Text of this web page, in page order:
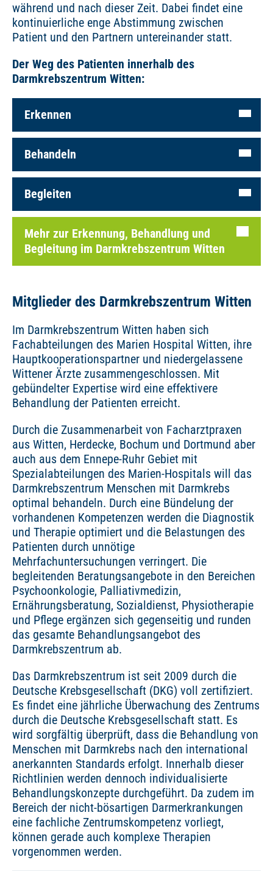
während und nach dieser Zeit. Dabei findet eine
kontinuierliche enge Abstimmung zwischen
Patient und den Partnern untereinander statt.
Der Weg des Patienten innerhalb des
Darmkrebszentrum Witten:
Erkennen
Behandeln
Begleiten
Mehr zur Erkennung, Behandlung und
Begleitung im Darmkrebszentrum Witten
Mitglieder des Darmkrebszentrum Witten
Im Darmkrebszentrum Witten haben sich
Fachabteilungen des Marien Hospital Witten, ihre
Hauptkooperationspartner und niedergelassene
Wittener Ärzte zusammengeschlossen. Mit
gebündelter Expertise wird eine effektivere
Behandlung der Patienten erreicht.
Durch die Zusammenarbeit von Facharztpraxen
aus Witten, Herdecke, Bochum und Dortmund aber
auch aus dem Ennepe-Ruhr Gebiet mit
Spezialabteilungen des Marien-Hospitals will das
Darmkrebszentrum Menschen mit Darmkrebs
optimal behandeln. Durch eine Bündelung der
vorhandenen Kompetenzen werden die Diagnostik
und Therapie optimiert und die Belastungen des
Patienten durch unnötige
Mehrfachuntersuchungen verringert. Die
begleitenden Beratungsangebote in den Bereichen
Psychoonkologie, Palliativmedizin,
Ernährungsberatung, Sozialdienst, Physiotherapie
und Pflege ergänzen sich gegenseitig und runden
das gesamte Behandlungsangebot des
Darmkrebszentrum ab.
Das Darmkrebszentrum ist seit 2009 durch die
Deutsche Krebsgesellschaft (DKG) voll zertifiziert.
Es findet eine jährliche Überwachung des Zentrums
durch die Deutsche Krebsgesellschaft statt. Es
wird sorgfältig überprüft, dass die Behandlung von
Menschen mit Darmkrebs nach den international
anerkannten Standards erfolgt. Innerhalb dieser
Richtlinien werden dennoch individualisierte
Behandlungskonzepte durchgeführt. Da zudem im
Bereich der nicht-bösartigen Darmerkrankungen
eine fachliche Zentrumskompetenz vorliegt,
können gerade auch komplexe Therapien
vorgenommen werden.